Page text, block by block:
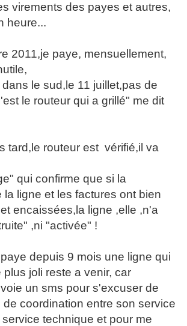
virements des payes et autres,
heure...
2011,je paye, mensuellement,
le sud,le 11 juillet,pas de
le routeur qui a grillé" me dit
tard,le routeur est vérifié,il va
qui confirme que si la
la ligne et les factures ont bien
encaissées,la ligne ,elle ,n'a
,ni "activée" !
depuis 9 mois une ligne qui
joli reste a venir, car
un sms pour s'excuser de
coordination entre son service
technique et pour me